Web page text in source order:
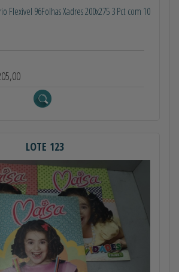
Flexivel 96Folhas Xadres 200x275 3 Pct com 10
LOTE 123